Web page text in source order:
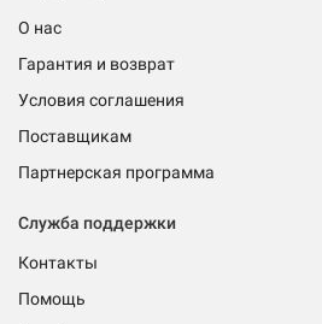
О нас
Гарантия и возврат
Условия соглашения
Поставщикам
Партнерская программа
Служба поддержки
Контакты
Помощь